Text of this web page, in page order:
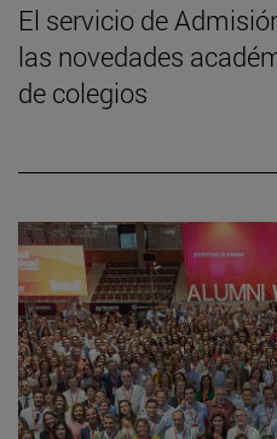
El servicio de
las novedades
de colegios